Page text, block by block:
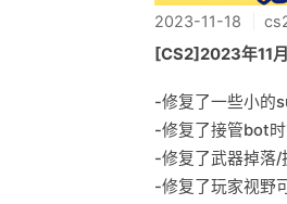
2023-11-18
[CS2]2023年11
-修复了一些小的
-修复了接管bot
-修复了武器掉落/
-修复了玩家视野